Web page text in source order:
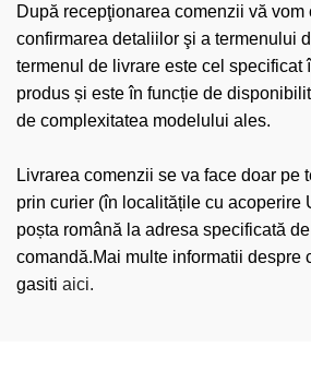
După recepţionarea comenzii vă vom
confirmarea detaliilor şi a termenului
termenul de livrare este cel specificat
produs și este în funcție de
de complexitatea modelului ales.
Livrarea comenzii se va face doar pe
prin curier (în localitățile cu acoperire
poșta română la adresa specificată
comandă.Mai multe informatii despre
gasiti aici.